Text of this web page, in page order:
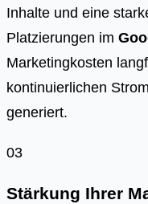
Inhalte und eine
Platzierungen im
Marketingkosten
kontinuierlichen
generiert.
03
Stärkung Ihrer